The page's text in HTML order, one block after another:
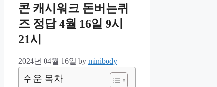
콘 캐시워크 돈버는퀴
즈 정답 4월 16일 9시
21시
2024년 04월 16일 by minibody
쉬운 목차